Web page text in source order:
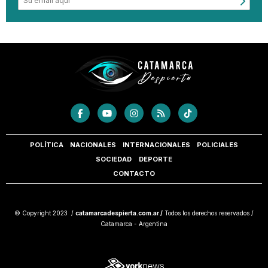
POLÍTICA NACIONALES INTERNACIONALES
POLICIALES
SOCIEDAD
DEPORTE
CONTACTO
© Copyright 2023 / catamarcadespierta.com.ar / Todos los derechos reservados /
Catamarca - Argentina